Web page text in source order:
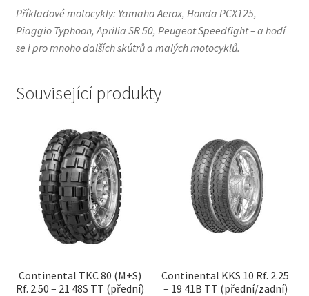
Příkladové motocykly: Yamaha Aerox, Honda PCX125,
Piaggio Typhoon, Aprilia SR 50, Peugeot Speedfight – a hodí
se i pro mnoho dalších skútrů a malých motocyklů.
Související produkty
Continental TKC 80 (M+S)
Rf. 2.50 – 21 48S TT (přední)
Continental KKS 10 Rf. 2.25
– 19 41B TT (přední/zadní)